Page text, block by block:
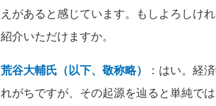
えがあると感じています。もしよろしけ
紹介いただけますか。
荒谷大輔氏（以下、敬称略）
：はい。経
れがちですが、その起源を辿ると単純で